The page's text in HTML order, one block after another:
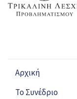
Αρχική
Το Συνέδριο